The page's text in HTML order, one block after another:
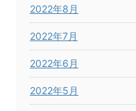
2022年8月
2022年7月
2022年6月
2022年5月